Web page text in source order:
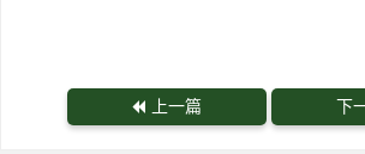
上一篇 下